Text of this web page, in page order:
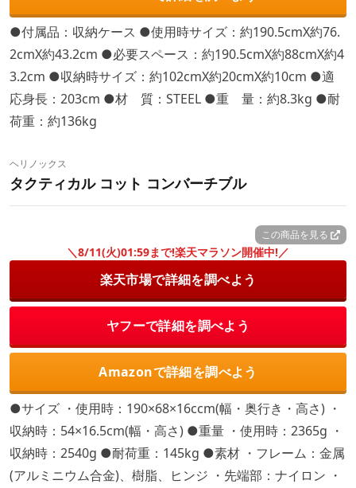
●付属品：収納ケース ●使用時サイズ：約190.5cmX約76.
2cmX約43.2cm ●必要スペース：約190.5cmX約88cmX約4
3.2cm ●収納時サイズ：約102cmX約20cmX約10cm ●適
応身長：203cm ●材 質：STEEL ●重 量：約8.3kg ●耐
荷重：約136kg
ヘリノックス
タクティカル コット コンバーチブル
この商品を見る
＼8/11(火)01:59まで!楽天マラソン開催中!／
楽天市場で詳細を調べよう
ヤフーで詳細を調べよう
Amazonで詳細を調べよう
●サイズ ・使用時：190×68×16ccm(幅・奥行き・高さ) ・
収納時：54×16.5cm(幅・高さ) ●重量 ・使用時：2365g ・
収納時：2540g ●耐荷重：145kg ●素材 ・フレーム：金属
(アルミニウム合金)、樹脂、ヒンジ ・先端部：ナイロン ・